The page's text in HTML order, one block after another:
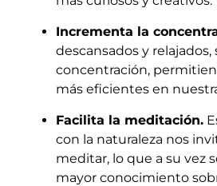
Incrementa la
descansados y relajados,
concentración,
más eficientes en
Facilita la meditación.
con la naturaleza nos
meditar, lo que a su vez
mayor conocimiento